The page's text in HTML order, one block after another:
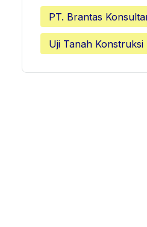
PT. Brantas
Uji Tanah Konstruksi